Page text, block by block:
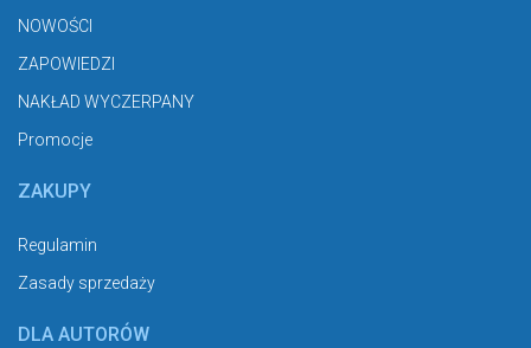
NOWOŚCI
ZAPOWIEDZI
NAKŁAD WYCZERPANY
Promocje
ZAKUPY
Regulamin
Zasady sprzedaży
DLA AUTORÓW